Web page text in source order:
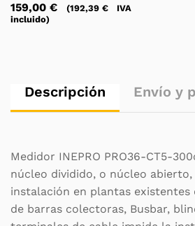
159,00 € (192,39 €
IVA
incluido)
Descripción Envío y
Medidor INEPRO PRO36-CT5-
núcleo dividido, o núcleo abierto,
instalación en plantas
de barras colectoras, Busbar,